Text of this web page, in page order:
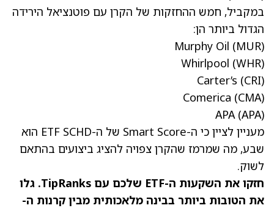
במקביל, חמש ההחזקות של הקרן עם פוטנציאל הירידה
הגדול ביותר הן:
Murphy Oil (MUR)
Whirlpool (WHR)
Carter’s (CRI)
Comerica (CMA)
APA (APA)
מעניין לציין כי ה-Smart Score של ה-ETF SCHD הוא
שבע, מה שמרמז שהקרן צפויה להציג ביצועים בהתאם
לשוק.
חזקו את השקעות ה-ETF שלכם עם TipRanks. גלו
את הטובות ביותר בבינה מלאכותית מבין קרנות ה-